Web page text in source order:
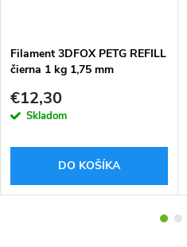
Filament 3DFOX PETG REFILL
čierna 1 kg 1,75 mm
€12,30
Skladom
DO KOŠÍKA